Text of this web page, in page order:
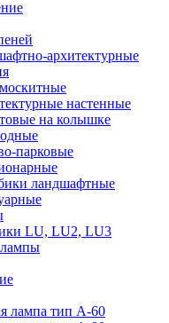
архитектурные
настенные
на колышке
парковые
ландшафтные
LU, LU2, LU3
лампа тип A-60